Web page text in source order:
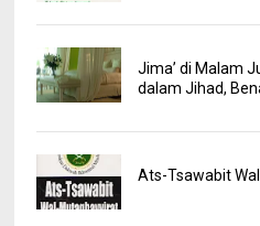
Jima’ di Malam
dalam Jihad,
Ats-Tsawabit